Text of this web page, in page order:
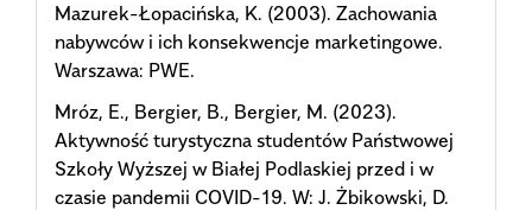
Mazurek-Łopacińska, K. (2003). Zachowania
nabywców i ich konsekwencje marketingowe.
Warszawa: PWE.
Mróz, E., Bergier, B., Bergier, M. (2023).
Aktywność turystyczna studentów Państwowej
Szkoły Wyższej w Białej Podlaskiej przed i w
czasie pandemii COVID-19. W: J. Żbikowski, D.